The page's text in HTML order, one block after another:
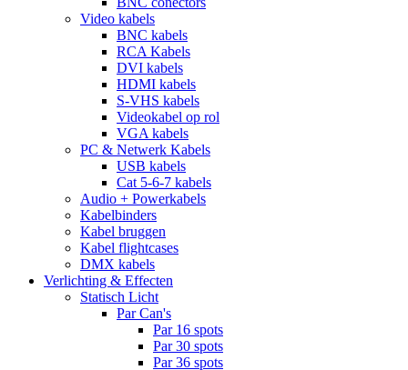
Video kabels
BNC kabels
RCA Kabels
DVI kabels
HDMI kabels
S-VHS kabels
Videokabel op rol
VGA kabels
PC & Netwerk Kabels
USB kabels
Cat 5-6-7 kabels
Audio + Powerkabels
Kabelbinders
Kabel bruggen
Kabel flightcases
DMX kabels
Verlichting & Effecten
Statisch Licht
Par Can's
Par 16 spots
Par 30 spots
Par 36 spots